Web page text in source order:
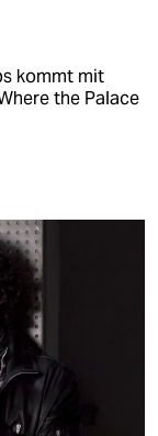
kommt mit
the Palace